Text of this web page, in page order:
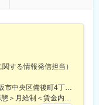
地元の患者様に多くご
応や薬剤師サポートを
とがやりがいです。地
ましょう
て働ける会社：
する情報発信担当）
＜勤務地詳細＞大阪支店住所：大阪府大阪市中央区備後町4丁目2-5 勤務地最寄駅：大阪metro御堂筋線／本町駅受動喫煙対策：屋内全面禁煙変更の範囲：会社の定める事業所
＜予定年収＞476万円～543万円＜賃金形態＞月給制＜賃金内訳＞月額（基本給）：294,000円～332,700円＜月給＞294,000円～332,700円＜昇給有無＞有＜残業手当＞有＜給与補足＞※給与詳細はキャリア・前職給与等を考慮の上、決定します。■昇給：年1回（4月）■賞与：年2回（7月・12月）賃金はあくまでも目安の金額であり、選考を通じて上下する可能性があります。月給(月額)は固定手当を含めた表記です。